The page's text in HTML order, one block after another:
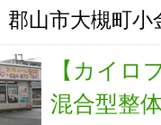
郡山市大槻町小
【カイロ
混合型整